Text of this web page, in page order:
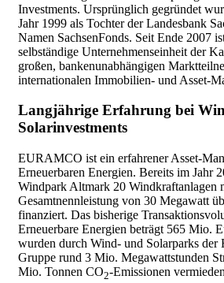
Investments. Ursprünglich gegründet
Jahr 1999 als Tochter der Landesbank
Namen SachsenFonds. Seit Ende 2007
selbständige Unternehmenseinheit der
großen, bankenunabhängigen
internationalen Immobilien- und Asset-
Langjährige Erfahrung bei
Solarinvestments
EURAMCO ist ein erfahrener Asset-
Erneuerbaren Energien. Bereits im Jahr
Windpark Altmark 20 Windkraftanlagen
Gesamtnennleistung von 30 Megawatt
finanziert. Das bisherige
Erneuerbare Energien beträgt 565 Mio.
wurden durch Wind- und Solarparks
Gruppe rund 3 Mio. Megawattstunden
Mio. Tonnen CO2-Emissionen